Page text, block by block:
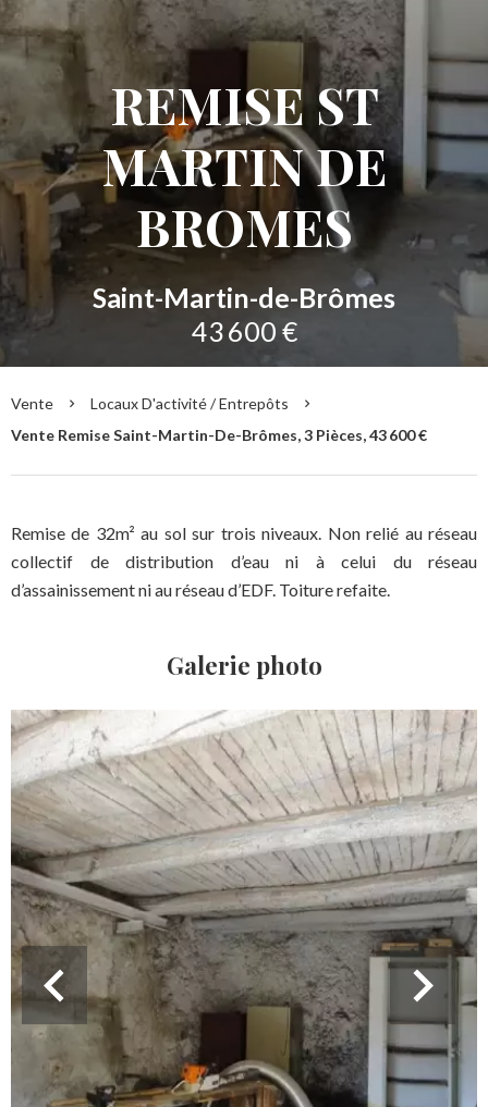
REMISE ST
MARTIN DE
BROMES
Saint-Martin-de-Brômes
43 600 €
Vente
Locaux D'activité / Entrepôts
Vente Remise Saint-Martin-De-Brômes, 3 Pièces, 43 600 €
Remise de 32m² au sol sur trois niveaux. Non relié au réseau
collectif de distribution d’eau ni à celui du réseau
d’assainissement ni au réseau d’EDF. Toiture refaite.
Galerie photo